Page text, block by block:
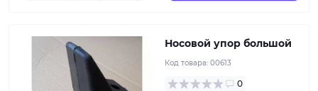
Носовой упор большой
Код товара: 00613
0